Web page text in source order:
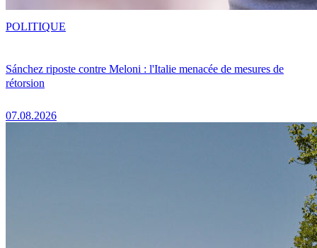
Sánchez riposte contre Meloni : l'Italie menacée de mesures de
rétorsion
07.08.2026
POLITIQUE